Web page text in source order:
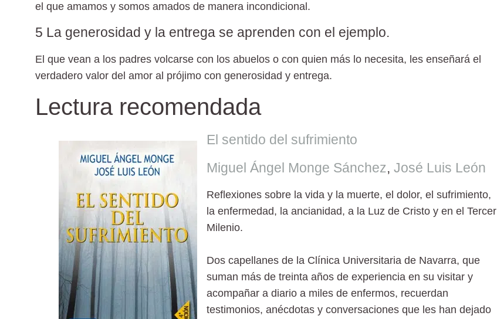
el que amamos y somos amados de manera incondicional.
5 La generosidad y la entrega se aprenden con el ejemplo.
El que vean a los padres volcarse con los abuelos o con quien más lo necesita, les enseñará el
verdadero valor del amor al prójimo con generosidad y entrega.
Lectura recomendada
El sentido del sufrimiento
Miguel Ángel Monge Sánchez, José Luis León
Reflexiones sobre la vida y la muerte, el dolor, el sufrimiento,
la enfermedad, la ancianidad, a la Luz de Cristo y en el Tercer
Milenio.
Dos capellanes de la Clínica Universitaria de Navarra, que
suman más de treinta años de experiencia en su visitar y
acompañar a diario a miles de enfermos, recuerdan
testimonios, anécdotas y conversaciones que les han dejado